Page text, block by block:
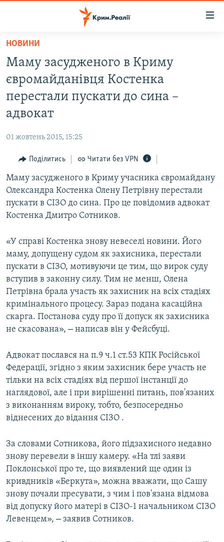
Перейти
основного
матеріалу
Перейти
до
основної
Перейти
пошуку
ВОДА.КРИМ
ВІДЕО ТА ФОТО
ІНТЕРВ'Ю
ВСЕ ЗА ДЕНЬ
СПЕЦПРОЕКТИ
ДЕПОРТАЦІЯ
СВІДЧЕННЯ ОКУПАЦІЇ
УКРАЇНСЬКА ПРОБЛЕМА КРИМУ
ІНФОГРАФІКА
ЯК ОБІЙТИ БЛОКУВАННЯ
Русский
Qırımtatar
ДОЛУЧАЙСЯ!
Усі сайти RFE/RL
НОВИНИ
Маму засудженого в Криму
євромайданівця Костенка
перестали пускати до сина –
адвокат
01 жовтень 2015, 15:25
Поділитись Читати без VPN
Маму засудженого в Криму учасника євромайдану
Олександра Костенка Олену Петрівну перестали
пускати в СІЗО до сина. Про це повідомив адвокат
Костенка Дмитро Сотников.
«У справі Костенка знову невеселі новини. Його
маму, допущену судом як захисника, перестали
пускати в СІЗО, мотивуючи це тим, що вирок суду
вступив в законну силу. Тим не менш, Олена
Петрівна брала участь як захисник на всіх стадіях
кримінального процесу. Зараз подана касаційна
скарга. Постанова суду про її допуск як захисника
не скасована», – написав він у Фейсбуці.
Адвокат послався на п.9 ч.1 ст.53 КПК Російської
Федерації, згідно з яким захисник бере участь не
тільки на всіх стадіях від першої інстанції до
наглядової, але і при вирішенні питань, пов'язаних
з виконанням вироку, тобто, безпосередньо
віднесених до відання СІЗО .
За словами Сотникова, його підзахисного недавно
знову перевели в іншу камеру. «На тлі заяви
Поклонської про те, що виявлений ще один із
кривдників «Беркута», можна вважати, що Сашу
знову почали пресувати, з чим і пов'язана відмова
від допуску його матері в СІЗО-1 начальником СІЗО
Левенцем», – заявив Сотников.